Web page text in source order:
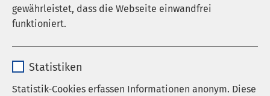
gewährleistet, dass die Webseite einwandfrei
funktioniert.
Anbieter sgalinski
Statistiken
Statistik-Cookies erfassen Informationen anonym. Diese